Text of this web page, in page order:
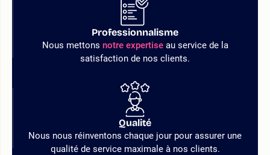
Professionnalisme
Nous mettons notre expertiseau service de la
satisfaction de nos clients.
Qualité
Nous nous réinventons chaque jour pour assurer une
qualité de service maximale à nos clients.